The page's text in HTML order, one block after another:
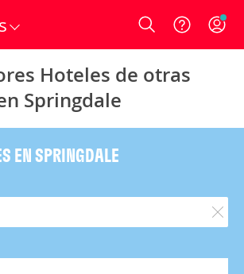
Login
Hoteles de otras
Springdale
EN SPRINGDALE